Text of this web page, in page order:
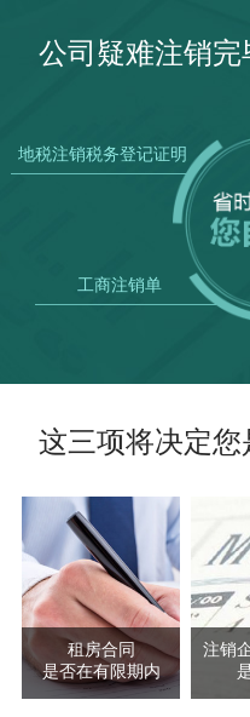
公司疑难注销完
地税注销税务登记证明
工商注销单
这三项将决定您
租房合同
是否在有限期内
注销